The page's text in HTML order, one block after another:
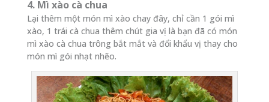
4. Mì xào cà chua
Lại thêm một món mì xào chay đây, chỉ cần 1 gói mì
xào, 1 trái cà chua thêm chút gia vị là bạn đã có món
mì xào cà chua trông bắt mắt và đổi khẩu vị thay cho
món mì gói nhạt nhẽo.